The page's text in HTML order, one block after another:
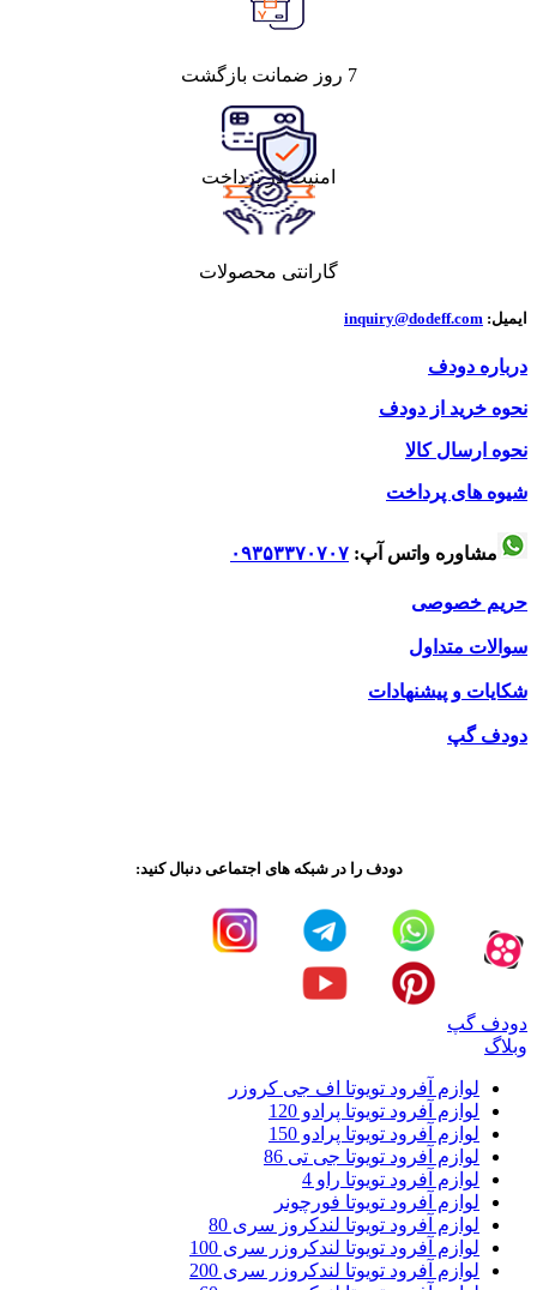
7 روز ضمانت بازگشت
امنیت در پرداخت
گارانتی محصولات
ایمیل: inquiry@dodeff.com
درباره دودف
نحوه خرید از دودف
نحوه ارسال کالا
شیوه های پرداخت
مشاوره واتس آپ: ۰۹۳۵۳۳۷۰۷۰۷
حریم خصوصی
سوالات متداول
شکایات و پیشنهادات
دودف گپ
دودف را در شبکه های اجتماعی دنبال کنید:
دودف گپ
وبلاگ
لوازم آفرود تویوتا اف جی کروزر
لوازم آفرود تویوتا پرادو 120
لوازم آفرود تویوتا پرادو 150
لوازم آفرود تویوتا جی تی 86
لوازم آفرود تویوتا راو 4
لوازم آفرود تویوتا فورچونر
لوازم آفرود تویوتا لندکروز سری 80
لوازم آفرود تویوتا لندکروزر سری 100
لوازم آفرود تویوتا لندکروزر سری 200